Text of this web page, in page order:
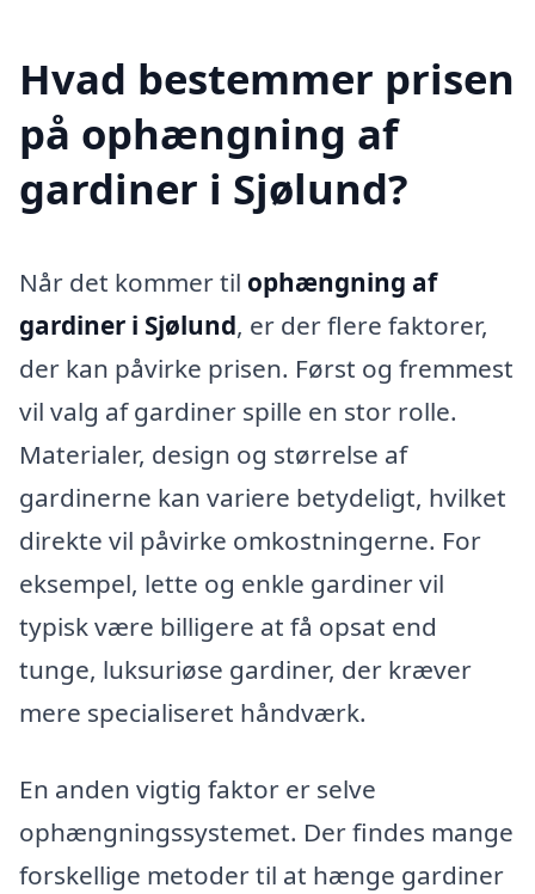
Hvad bestemmer prisen
på ophængning af
gardiner i Sjølund?
Når det kommer til ophængning af
gardiner i Sjølund, er der flere faktorer,
der kan påvirke prisen. Først og fremmest
vil valg af gardiner spille en stor rolle.
Materialer, design og størrelse af
gardinerne kan variere betydeligt, hvilket
direkte vil påvirke omkostningerne. For
eksempel, lette og enkle gardiner vil
typisk være billigere at få opsat end
tunge, luksuriøse gardiner, der kræver
mere specialiseret håndværk.
En anden vigtig faktor er selve
ophængningssystemet. Der findes mange
forskellige metoder til at hænge gardiner